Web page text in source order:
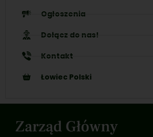
Ogłoszenia
Dołącz do nas!
Kontakt
Łowiec Polski
Zarząd Główny